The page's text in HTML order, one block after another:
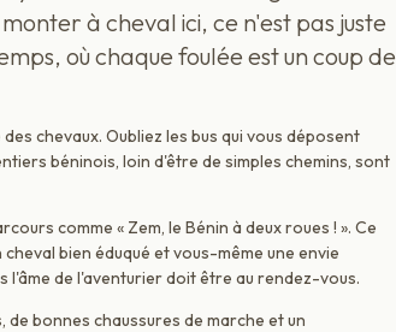
à cheval ici, ce n'est pas juste
où chaque foulée est un coup de
chevaux. Oubliez les bus qui vous déposent
béninois, loin d'être de simples chemins, sont
comme « Zem, le Bénin à deux roues ! ». Ce
bien éduqué et vous-même une envie
l'âme de l'aventurier doit être au rendez-vous.
bonnes chaussures de marche et un